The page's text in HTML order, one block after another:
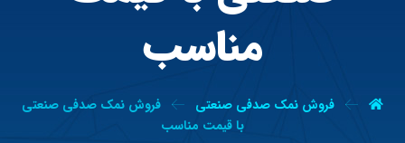
مناسب
فروش نمک صدفی صنعتی
فروش نمک صدفی صنعتی
با قیمت مناسب